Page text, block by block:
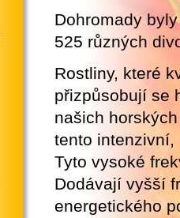
Dohromady
525 různých
Rostliny, které
přizpůsobují se
našich
tento intenzivní,
Tyto vysoké
Dodávají vyšší
energetického